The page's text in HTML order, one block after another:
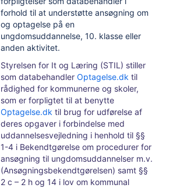
forhold til at understøtte ansøgning om
og optagelse på en
ungdomsuddannelse, 10. klasse eller
anden aktivitet.
Styrelsen for It og Læring (STIL) stiller
som databehandler Optagelse.dk til
rådighed for kommunerne og skoler,
som er forpligtet til at benytte
Optagelse.dk til brug for udførelse af
deres opgaver i forbindelse med
uddannelsesvejledning i henhold til §§
1-4 i Bekendtgørelse om procedurer for
ansøgning til ungdomsuddannelser m.v.
(Ansøgningsbekendtgørelsen) samt §§
2 c – 2 h og 14 i lov om kommunal